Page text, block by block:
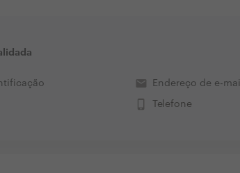
email Endereço de e-mail
phone_iphone Telefone